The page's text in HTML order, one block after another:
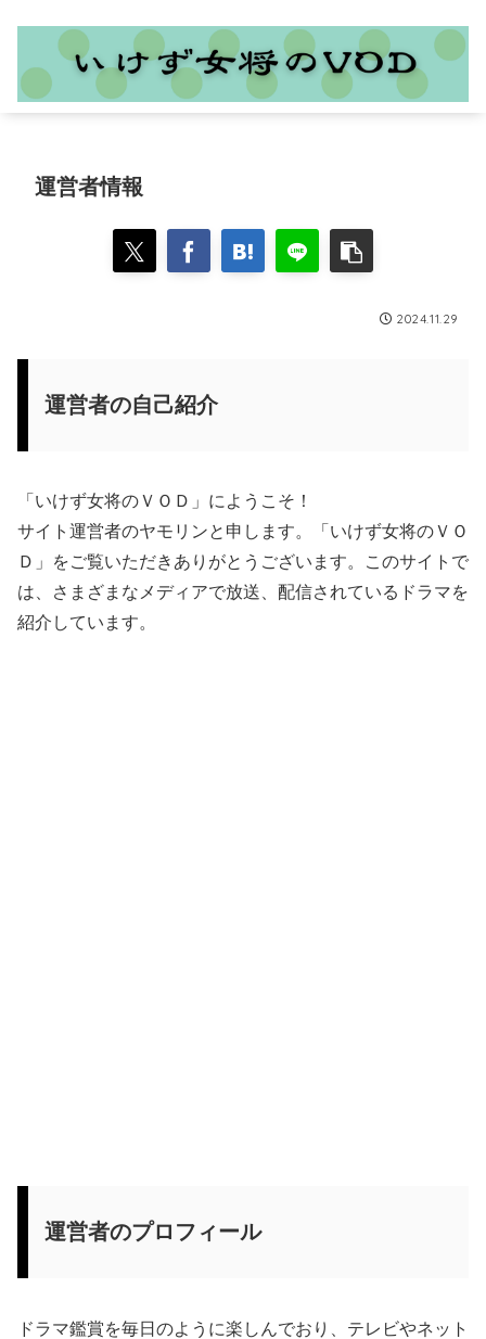
運営者情報
2024.11.29
運営者の自己紹介
「いけず女将のＶＯＤ」にようこそ！
サイト運営者のヤモリンと申します。「いけず女将のＶＯ
Ｄ」をご覧いただきありがとうございます。このサイトで
は、さまざまなメディアで放送、配信されているドラマを
紹介しています。
運営者のプロフィール
ドラマ鑑賞を毎日のように楽しんでおり、テレビやネット